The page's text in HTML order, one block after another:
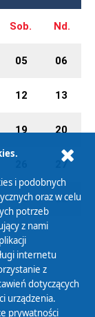
Sob. Nd.
05 06
12 13
19 20
27
02 03
i podobnych
oraz w celu
potrzeb
z nami
internetu
z
dotyczących
urządzenia.
prywatności